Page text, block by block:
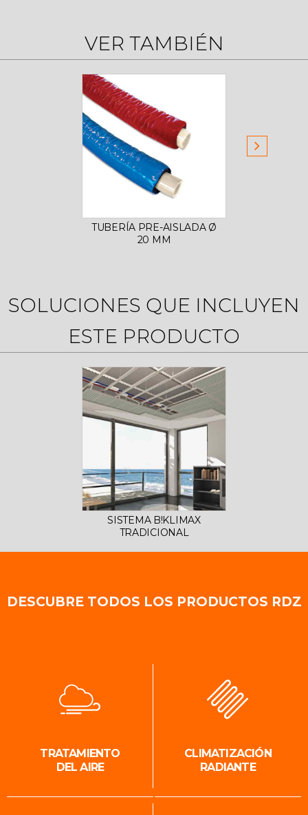
VER TAMBIÉN
TUBERÍA PRE-AISLADA Ø
20 MM
SOLUCIONES QUE INCLUYEN
ESTE PRODUCTO
SISTEMA B!KLIMAX
TRADICIONAL
DESCUBRE TODOS LOS PRODUCTOS RDZ
TRATAMIENTO
DEL AIRE
CLIMATIZACIÓN
RADIANTE